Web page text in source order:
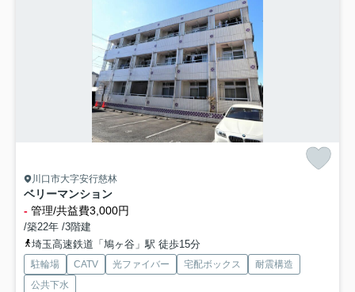
川口市大字安行慈林
ベリーマンション
- 管理/共益費3,000円
/築22年 /3階建
埼玉高速鉄道「鳩ヶ谷」駅 徒歩15分
駐輪場 CATV 光ファイバー 宅配ボックス
耐震構造
公共下水